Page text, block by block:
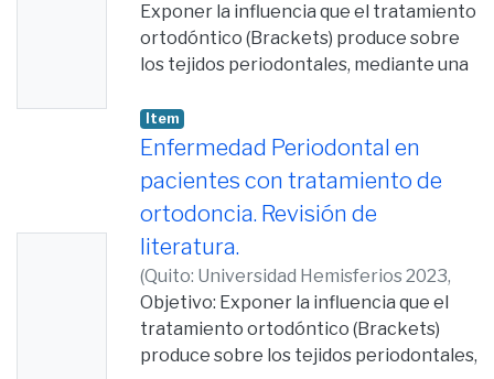
Valdivieso, Jorge Andrés; Vallejo
Izquierdo, Luis Alberto; Romero, María
de los Ángeles
Exponer la influencia que el tratamiento
ortodóntico (Brackets) produce sobre
los tejidos periodontales, mediante una
y 2023, en las bases de datos de Pubmed,
Scielo y Google Scholar. Materiales y
Métodos: Se realizó una investigación
descriptiva mediante una búsqueda
bibliográfica en las bases de datos de
PubMed, Scielo y Google Scholar,
resultando en 213 artículos. Con base en
criterios de inclusión y exclusión, se
seleccionaron 20 artículos relevantes
publicados entre 2017 y 2023,
Item
Enfermedad Periodontal en
pacientes con tratamiento de
ortodoncia. Revisión de
literatura.
(Quito: Universidad Hemisferios 2023,
2023-12-05)Monteros Valdivieso, Jorge
Andrés
Objetivo: Exponer la influencia que el
tratamiento ortodóntico (Brackets)
produce sobre los tejidos periodontales,